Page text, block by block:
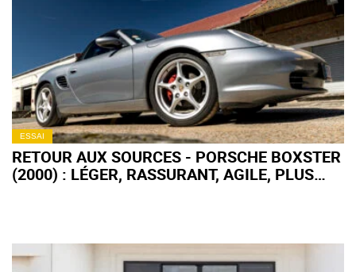
ESSAI
RETOUR AUX SOURCES - PORSCHE BOXSTER
(2000) : LÉGER, RASSURANT, AGILE, PLUS